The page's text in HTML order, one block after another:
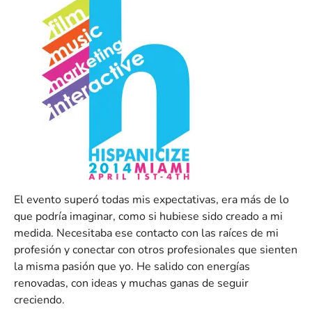
El evento superó todas mis expectativas, era más de lo
que podría imaginar, como si hubiese sido creado a mi
medida. Necesitaba ese contacto con las raíces de mi
profesión y conectar con otros profesionales que sienten
la misma pasión que yo. He salido con energías
renovadas, con ideas y muchas ganas de seguir
creciendo.